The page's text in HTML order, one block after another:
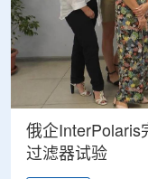
俄企InterPolaris
过滤器试验